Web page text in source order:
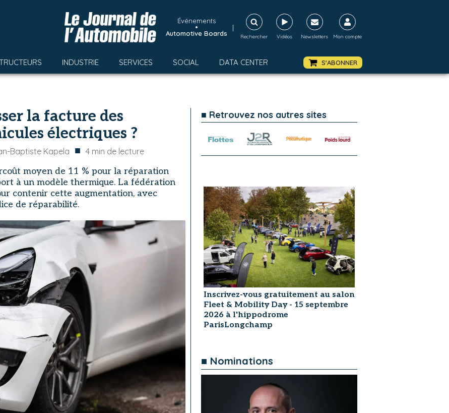
Événements
•
Automotive Boards
|
Rechercher Vidéos Newsletters Mon compte
INDUSTRIE SERVICES SOCIAL DATA CENTER S'ABONNER
la facture des
électriques ?
Baptiste Kapela ■ 4 min de lecture
moyen de 11 % pour la réparation
à un modèle thermique. La fédération
contenir cette augmentation, avec
de réparabilité.
■ Retrouvez nos autres sites
Inscrivez-vous gratuitement au salon
Fleet & Mobility Day - 15 septembre
2026 à l'hippodrome
ParisLongchamp
■ Nominations